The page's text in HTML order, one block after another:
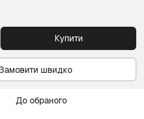
Купити
швидко
До обраного